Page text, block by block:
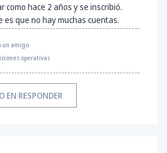
como hace 2 años y se inscribió.
es que no hay muchas cuentas.
un amigo
operativas
EN RESPONDER